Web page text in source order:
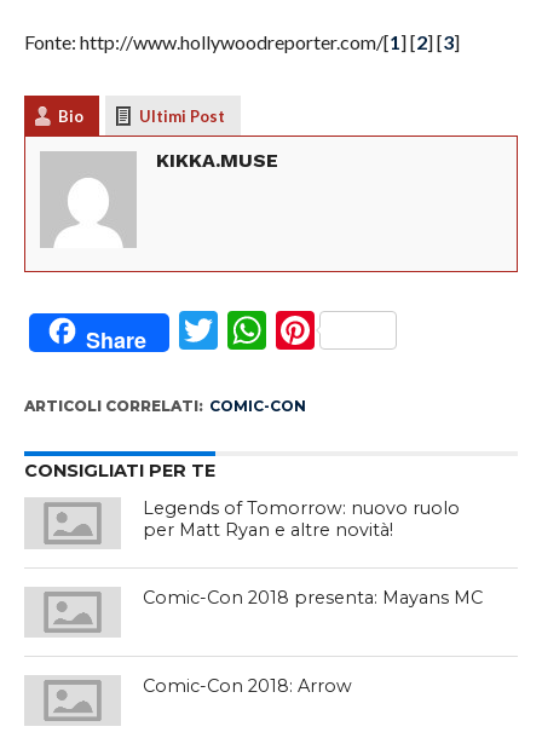
Fonte: http://www.hollywoodreporter.com/[1] [2] [3]
Bio Ultimi Post
KIKKA.MUSE
Share Twitter
WhatsApp
Pinterest
ARTICOLI CORRELATI: COMIC-CON
CONSIGLIATI PER TE
Legends of Tomorrow: nuovo ruolo
per Matt Ryan e altre novità!
Comic-Con 2018 presenta: Mayans MC
Comic-Con 2018: Arrow